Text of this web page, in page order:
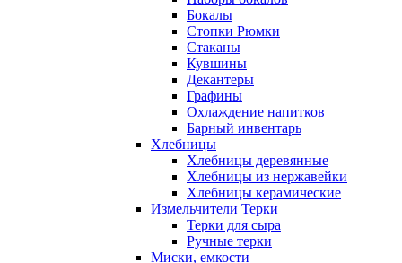
Бокалы
Стопки Рюмки
Стаканы
Кувшины
Декантеры
Графины
Охлаждение напитков
Барный инвентарь
Хлебницы
Хлебницы деревянные
Хлебницы из нержавейки
Хлебницы керамические
Измельчители Терки
Терки для сыра
Ручные терки
Миски, емкости